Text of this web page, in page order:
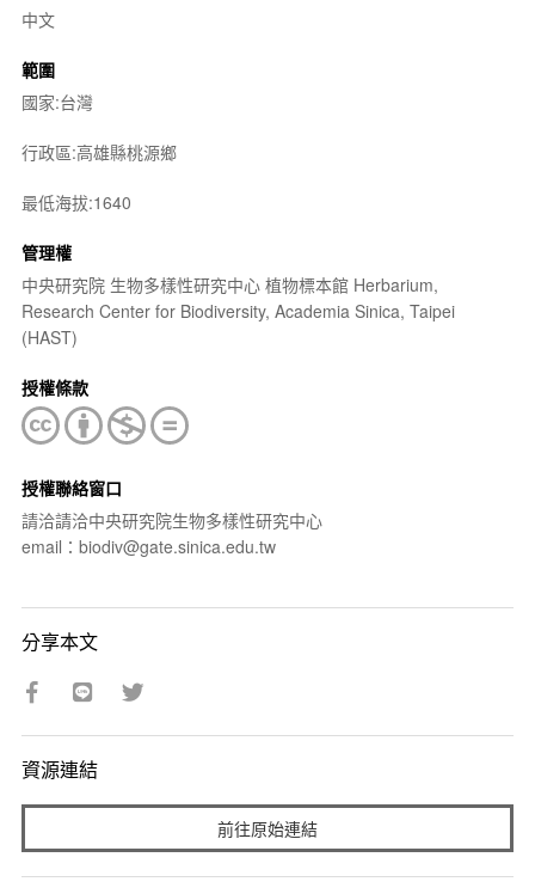
中文
範圍
國家:台灣
行政區:高雄縣桃源鄉
最低海拔:1640
管理權
中央研究院 生物多樣性研究中心 植物標本館 Herbarium,
Research Center for Biodiversity, Academia Sinica, Taipei
(HAST)
授權條款
授權聯絡窗口
請洽請洽中央研究院生物多樣性研究中心
email：biodiv@gate.sinica.edu.tw
分享本文
資源連結
前往原始連結